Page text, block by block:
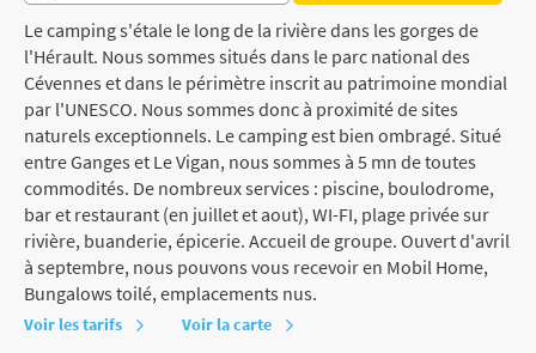
Le camping s'étale le long de la rivière dans les gorges de
l'Hérault. Nous sommes situés dans le parc national des
Cévennes et dans le périmètre inscrit au patrimoine mondial
par l'UNESCO. Nous sommes donc à proximité de sites
naturels exceptionnels. Le camping est bien ombragé. Situé
entre Ganges et Le Vigan, nous sommes à 5 mn de toutes
commodités. De nombreux services : piscine, boulodrome,
bar et restaurant (en juillet et aout), WI-FI, plage privée sur
rivière, buanderie, épicerie. Accueil de groupe. Ouvert d'avril
à septembre, nous pouvons vous recevoir en Mobil Home,
Bungalows toilé, emplacements nus.
Voir les tarifs Voir la carte